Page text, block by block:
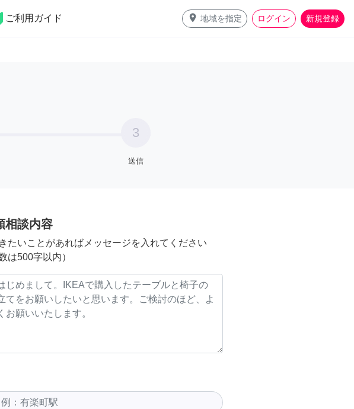
ご利用ガイド place 地域を指定 ログイン 新規登録
料理
3
送信
相談内容
たいことがあればメッセージを入れてください
は500字以内）